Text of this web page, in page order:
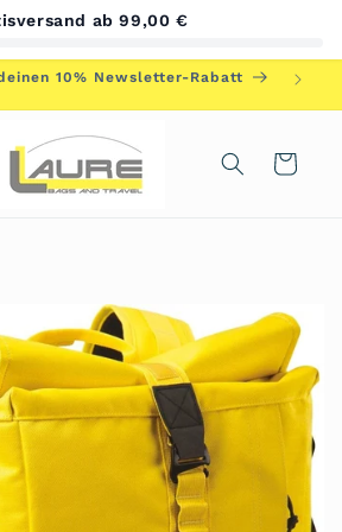
10% Newsletter-Rabatt
Warenkorb
ab 99,00 €